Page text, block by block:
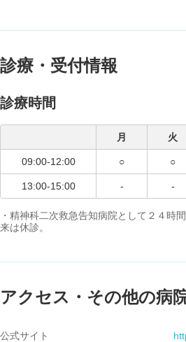
診療・受付情報
診療時間
月 火
09:00-12:00 ○ ○
13:00-15:00 - -
・精神科二次救急告知病院として２４時
来は休診。
アクセス・その他の病
公式サイト